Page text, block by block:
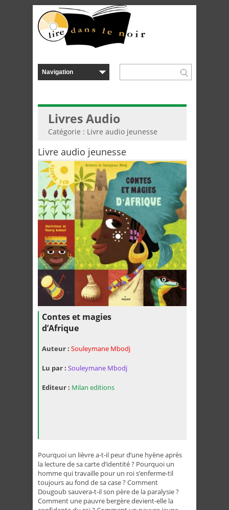
Livres Audio
Catégorie : Livre audio jeunesse
Livre audio jeunesse
Contes et magies
d’Afrique
Auteur : Souleymane Mbodj
Lu par : Souleymane Mbodj
Editeur : Milan editions
Pourquoi un lièvre a-t-il peur d’une hyène après
la lecture de sa carte d’identité ? Pourquoi un
homme qui travaille pour un roi s’enferme-til
toujours au fond de sa case ? Comment
Dougoub sauvera-t-il son père de la paralysie ?
Comment une pauvre bergère devient-elle la